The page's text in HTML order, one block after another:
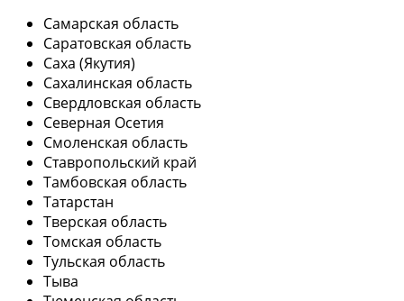
Самарская область
Саратовская область
Саха (Якутия)
Сахалинская область
Свердловская область
Северная Осетия
Смоленская область
Ставропольский край
Тамбовская область
Татарстан
Тверская область
Томская область
Тульская область
Тыва